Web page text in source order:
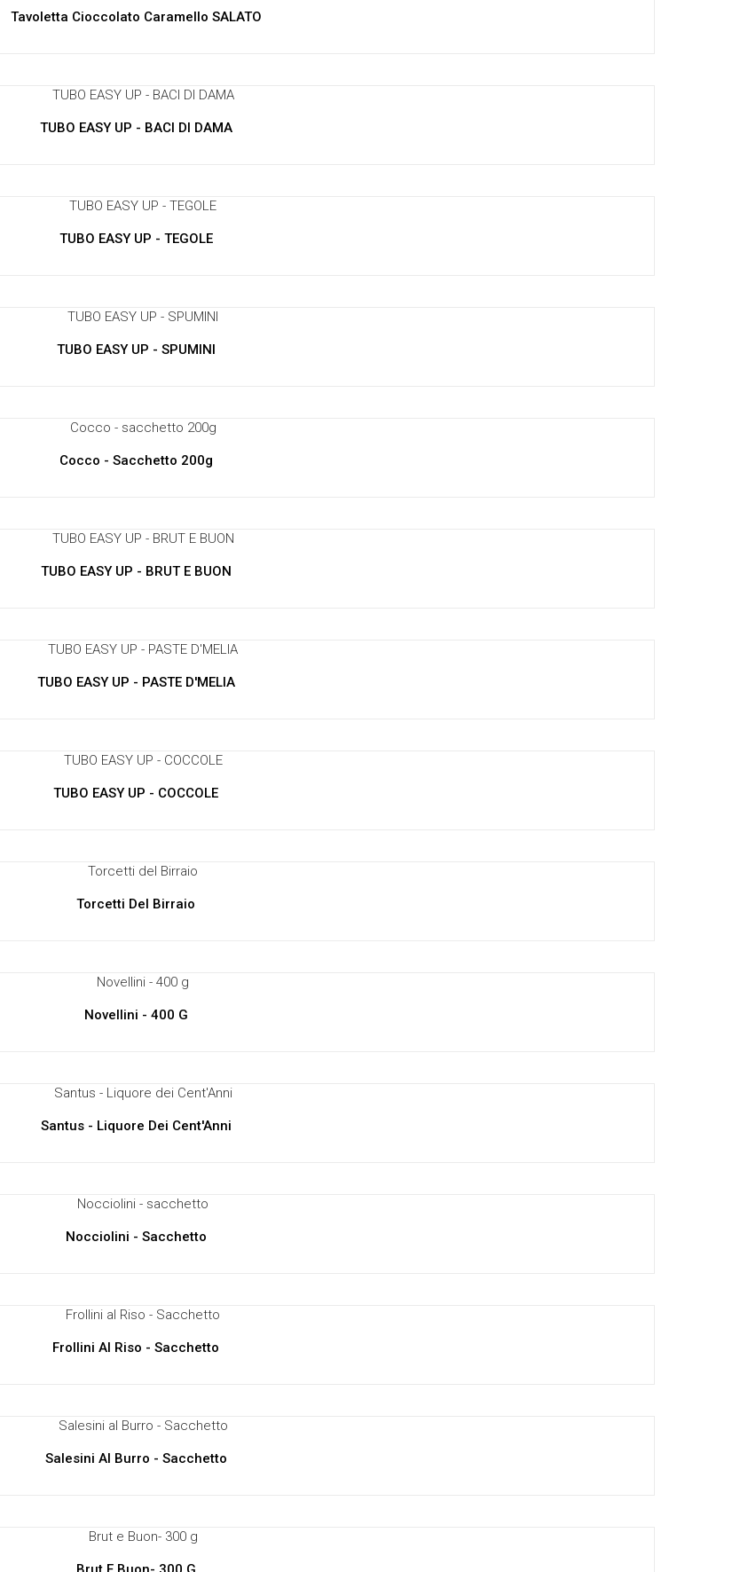
Tavoletta Cioccolato Caramello SALATO
TUBO EASY UP - BACI DI DAMA
TUBO EASY UP - TEGOLE
TUBO EASY UP - SPUMINI
Cocco - Sacchetto 200g
TUBO EASY UP - BRUT E BUON
TUBO EASY UP - PASTE D'MELIA
TUBO EASY UP - COCCOLE
Torcetti Del Birraio
Novellini - 400 G
Santus - Liquore Dei Cent'Anni
Nocciolini - Sacchetto
Frollini Al Riso - Sacchetto
Salesini Al Burro - Sacchetto